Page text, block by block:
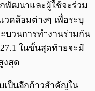
พัฒนาและผู้ใช้จะร่วม
วดล้อมต่างๆ เพื่อระบุ
บวนการทำงานร่วมกัน
ในขั้นสุดท้ายจะมี
งสุด
บเป็นอีกก้าวสำคัญใน